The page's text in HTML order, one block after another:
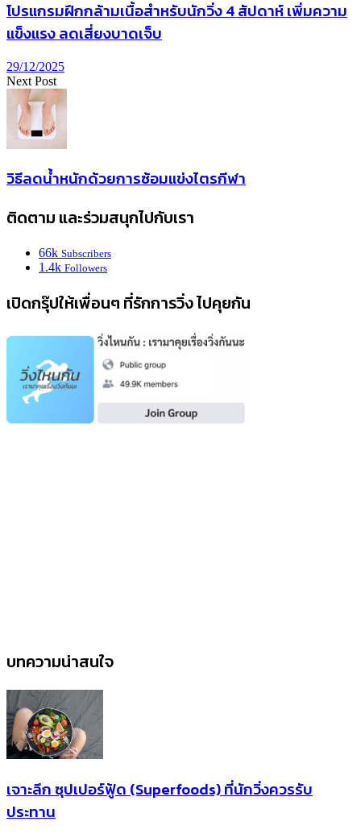
โปรแกรมฝึกกล้ามเนื้อสำหรับนักวิ่ง 4 สัปดาห์ เพิ่มความ
แข็งแรง ลดเสี่ยงบาดเจ็บ
29/12/2025
Next Post
วิธีลดน้ำหนักด้วยการซ้อมแข่งไตรกีฬา
ติดตาม และร่วมสนุกไปกับเรา
66k Subscribers
1.4k Followers
เปิดกรุ๊ปให้เพื่อนๆ ที่รักการวิ่ง ไปคุยกัน
บทความน่าสนใจ
เจาะลึก ซุปเปอร์ฟู้ด (Superfoods) ที่นักวิ่งควรรับ
ประทาน